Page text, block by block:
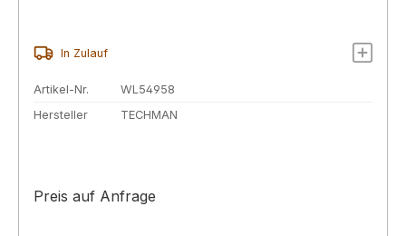
In Zulauf
Artikel-Nr.
WL54958
Hersteller
TECHMAN
Preis auf Anfrage